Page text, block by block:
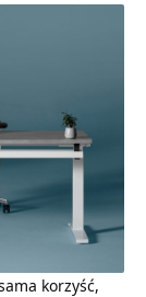
korzyść,